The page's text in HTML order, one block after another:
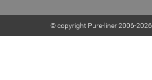
© copyright Pure-liner 2006-2026